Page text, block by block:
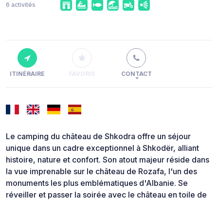
6 activités
ITINÉRAIRE FAVORIS CONTACT
Le camping du château de Shkodra offre un séjour
unique dans un cadre exceptionnel à Shkodër, alliant
histoire, nature et confort. Son atout majeur réside dans
la vue imprenable sur le château de Rozafa, l'un des
monuments les plus emblématiques d'Albanie. Se
réveiller et passer la soirée avec le château en toile de